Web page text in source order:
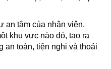
an tâm của nhân viên,
khu vực nào đó, tạo ra
an toàn, tiện nghi và thoải